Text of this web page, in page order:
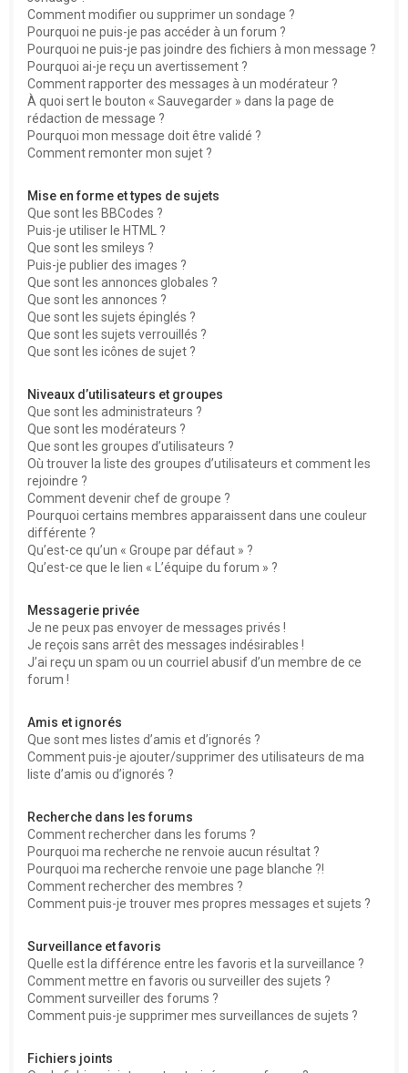
Comment modifier ou supprimer un sondage ?
Pourquoi ne puis-je pas accéder à un forum ?
Pourquoi ne puis-je pas joindre des fichiers à mon message ?
Pourquoi ai-je reçu un avertissement ?
Comment rapporter des messages à un modérateur ?
À quoi sert le bouton « Sauvegarder » dans la page de
rédaction de message ?
Pourquoi mon message doit être validé ?
Comment remonter mon sujet ?
Mise en forme et types de sujets
Que sont les BBCodes ?
Puis-je utiliser le HTML ?
Que sont les smileys ?
Puis-je publier des images ?
Que sont les annonces globales ?
Que sont les annonces ?
Que sont les sujets épinglés ?
Que sont les sujets verrouillés ?
Que sont les icônes de sujet ?
Niveaux d’utilisateurs et groupes
Que sont les administrateurs ?
Que sont les modérateurs ?
Que sont les groupes d’utilisateurs ?
Où trouver la liste des groupes d’utilisateurs et comment les
rejoindre ?
Comment devenir chef de groupe ?
Pourquoi certains membres apparaissent dans une couleur
différente ?
Qu’est-ce qu’un « Groupe par défaut » ?
Qu’est-ce que le lien « L’équipe du forum » ?
Messagerie privée
Je ne peux pas envoyer de messages privés !
Je reçois sans arrêt des messages indésirables !
J’ai reçu un spam ou un courriel abusif d’un membre de ce
forum !
Amis et ignorés
Que sont mes listes d’amis et d’ignorés ?
Comment puis-je ajouter/supprimer des utilisateurs de ma
liste d’amis ou d’ignorés ?
Recherche dans les forums
Comment rechercher dans les forums ?
Pourquoi ma recherche ne renvoie aucun résultat ?
Pourquoi ma recherche renvoie une page blanche ?!
Comment rechercher des membres ?
Comment puis-je trouver mes propres messages et sujets ?
Surveillance et favoris
Quelle est la différence entre les favoris et la surveillance ?
Comment mettre en favoris ou surveiller des sujets ?
Comment surveiller des forums ?
Comment puis-je supprimer mes surveillances de sujets ?
Fichiers joints